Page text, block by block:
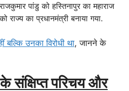
पांडु को हस्तिनापुर का महाराज
राज्य का प्रधानमंत्री बनाया गया.
बल्कि उनका विरोधी था, जानने के
संक्षिप्त परिचय और